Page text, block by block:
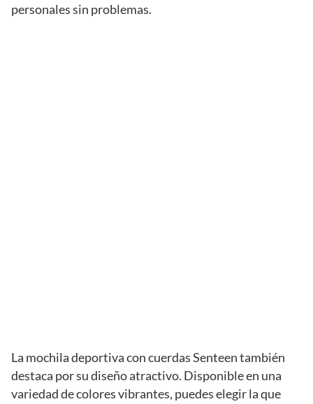
personales sin problemas.
La mochila deportiva con cuerdas Senteen también
destaca por su diseño atractivo. Disponible en una
variedad de colores vibrantes, puedes elegir la que